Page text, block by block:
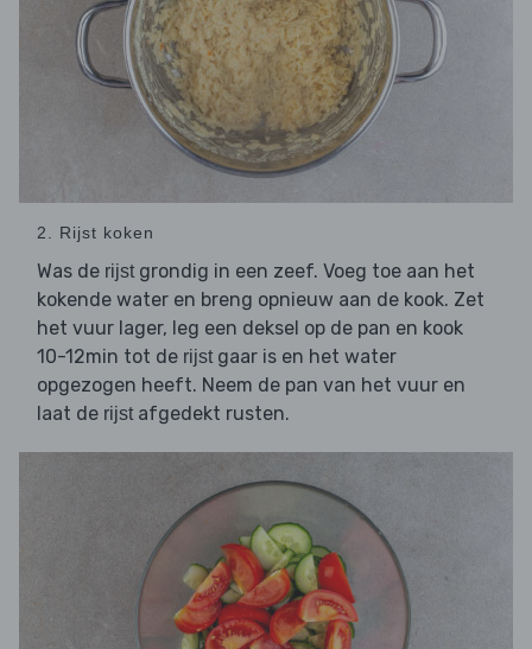
2. Rijst koken
Was de rijstgrondig in een zeef. Voeg toe aan het
kokende water en breng opnieuw aan de kook. Zet
het vuur lager, leg een deksel op de pan en kook
10-12min tot de rijstgaar is en het water
opgezogen heeft. Neem de pan van het vuur en
laat de rijstafgedekt rusten.